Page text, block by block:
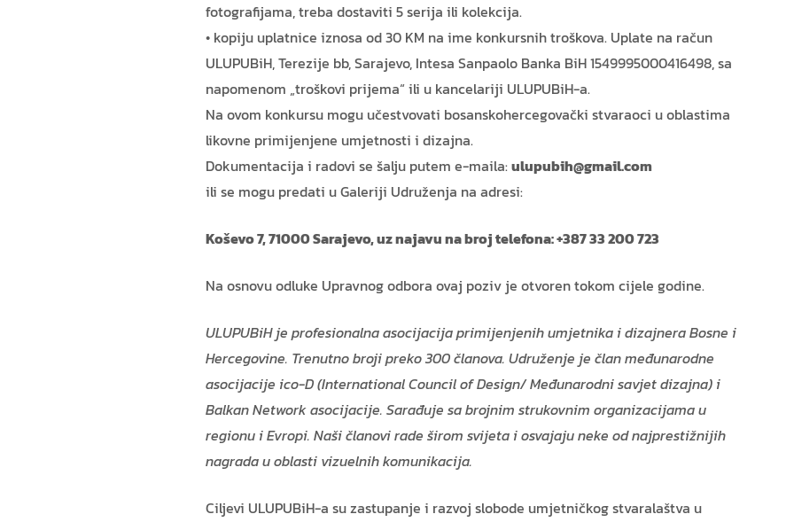
fotografijama, treba dostaviti 5 serija ili kolekcija.
• kopiju uplatnice iznosa od 30 KM na ime konkursnih troškova. Uplate na račun
ULUPUBiH, Terezije bb, Sarajevo, Intesa Sanpaolo Banka BiH 1549995000416498, sa
napomenom „troškovi prijema“ ili u kancelariji ULUPUBiH-a.
Na ovom konkursu mogu učestvovati bosanskohercegovački stvaraoci u oblastima
likovne primijenjene umjetnosti i dizajna.
Dokumentacija i radovi se šalju putem e-maila:ulupubih@gmail.com
ili se mogu predati u Galeriji Udruženja na adresi:
Koševo 7, 71000 Sarajevo, uz najavu na broj telefona: +387 33 200 723
Na osnovu odluke Upravnog odbora ovaj poziv je otvoren tokom cijele godine.
ULUPUBiH je profesionalna asocijacija primijenjenih umjetnika i dizajnera Bosne i
Hercegovine. Trenutno broji preko 300 članova. Udruženje je član međunarodne
asocijacije ico-D (International Council of Design/ Međunarodni savjet dizajna) i
Balkan Network asocijacije. Sarađuje sa brojnim strukovnim organizacijama u
regionu i Evropi. Naši članovi rade širom svijeta i osvajaju neke od najprestižnijih
nagrada u oblasti vizuelnih komunikacija.
Ciljevi ULUPUBiH-a su zastupanje i razvoj slobode umjetničkog stvaralaštva u